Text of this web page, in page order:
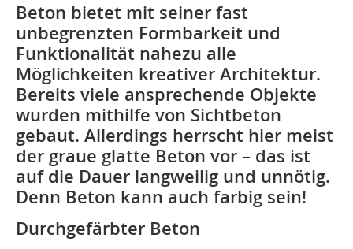
Beton bietet mit seiner fast
unbegrenzten Formbarkeit und
Funktionalität nahezu alle
Möglichkeiten kreativer Architektur.
Bereits viele ansprechende Objekte
wurden mithilfe von Sichtbeton
gebaut. Allerdings herrscht hier meist
der graue glatte Beton vor – das ist
auf die Dauer langweilig und unnötig.
Denn Beton kann auch farbig sein!
Durchgefärbter Beton